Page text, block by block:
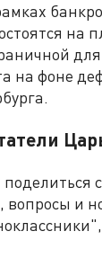
на
на фоне
и